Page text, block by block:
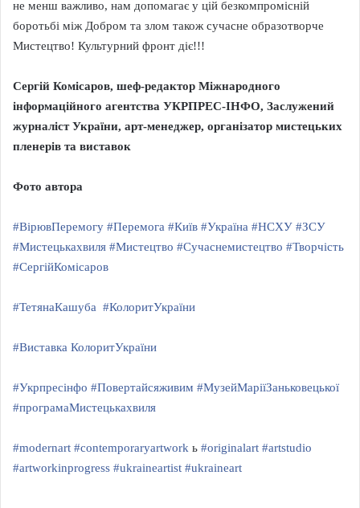
не менш важливо, нам допомагає у цій безкомпромісній
боротьбі між Добром та злом також сучасне образотворче
Мистецтво! Культурний фронт діє!!!
Сергій Комісаров, шеф-редактор Міжнародного
інформаційного агентства УКРПРЕС-ІНФО, Заслужений
журналіст України, арт-менеджер, організатор мистецьких
пленерів та виставок
Фото автора
#ВірювПеремогу #Перемога #Київ #Україна #НСХУ #ЗСУ
#Мистецькахвиля #Мистецтво #Сучаснемистецтво #Творчість
#СергійКомісаров
#ТетянаКашуба #КолоритУкраїни
#Виставка КолоритУкраїни
#Укрпресінфо #Повертайсяживим #МузейМаріїЗаньковецької
#програмаМистецькахвиля
#modernart #contemporaryartwork ь #originalart #artstudio
#artworkinprogress #ukraineartist #ukraineart